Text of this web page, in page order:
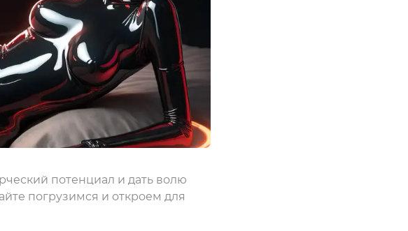
потенциал и дать волю
погрузимся и откроем для